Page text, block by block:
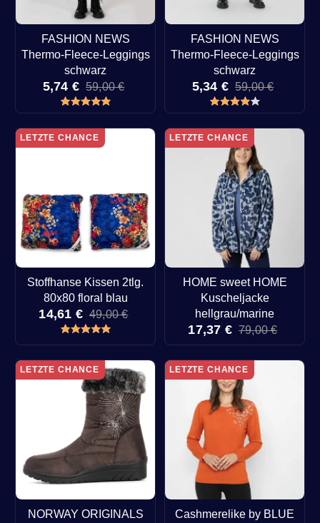
FASHION NEWS
Thermo-Fleece-Leggings
schwarz
5,74 € 59,00 €
FASHION NEWS
Thermo-Fleece-Leggings
schwarz
5,34 € 59,00 €
LETZTE CHANCE
Stoffhanse Kissen 2tlg.
80x80 floral blau
14,61 € 49,00 €
LETZTE CHANCE
HOME sweet HOME
Kuscheljacke
hellgrau/marine
17,37 € 79,00 €
LETZTE CHANCE
NORWAY ORIGINALS
LETZTE CHANCE
Cashmerelike by BLUE